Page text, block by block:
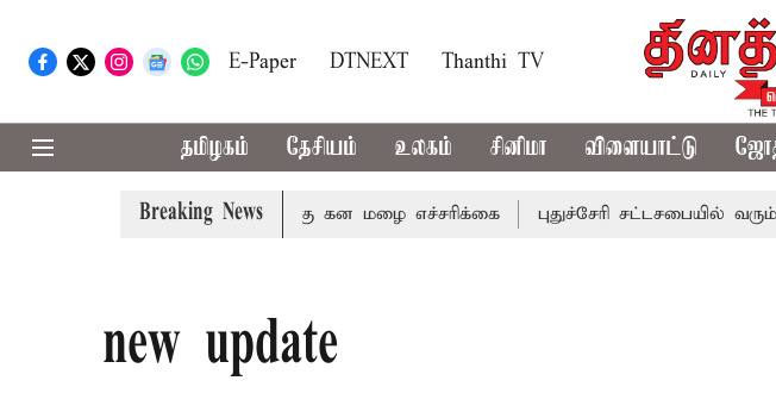
E-Paper DTNEXT Thanthi TV
தமிழகம் தேசியம் உலகம் சினிமா விளையாட்டு
Breaking News
ஆகிய மாவட்டங்களுக்கு கன மழை எச்சரிக்கை புதுச்சேரி சட்டசபையில் வரும்
new update